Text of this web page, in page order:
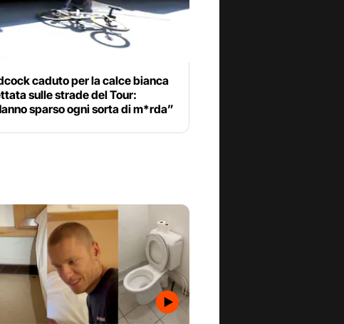
caduto per la calce bianca
sulle strade del Tour:
sparso ogni sorta di m*rda”